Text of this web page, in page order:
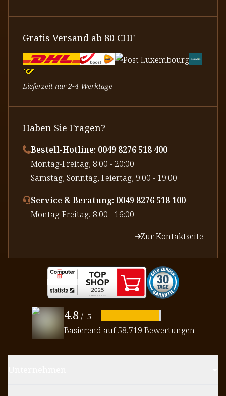
Gratis Versand ab 80 CHF
Lieferzeit nur 2-4 Werktage
Haben Sie Fragen?
Bestell-Hotline: 0049 8276 518 400
⁠Montag-Freitag, 8:00 - 20:00
⁠Samstag, Sonntag, Feiertag, 9:00 - 19:00
Service & Beratung: 0049 8276 518 100
⁠Montag-Freitag, 8:00 - 16:00
Zur Kontaktseite
4.8 / 5
Basierend auf58,719 Bewertungen